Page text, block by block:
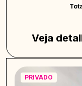
Veja
PRIVADO